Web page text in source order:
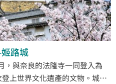
路城
，與奈良的法隆寺一同登入為
上世界文化遺產的文物。城池